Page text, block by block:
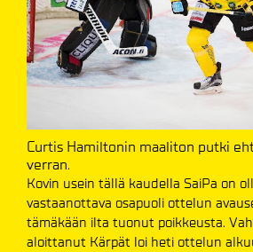
Curtis Hamiltonin maaliton putki
verran.
Kovin usein tällä kaudella SaiPa on
vastaanottava osapuoli ottelun
tämäkään ilta tuonut poikkeusta.
aloittanut Kärpät loi heti ottelun